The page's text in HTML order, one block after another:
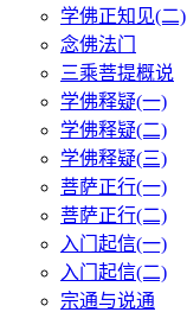
学佛正知见(二)
念佛法门
三乘菩提概说
学佛释疑(一)
学佛释疑(二)
学佛释疑(三)
菩萨正行(一)
菩萨正行(二)
入门起信(一)
入门起信(二)
宗通与说通